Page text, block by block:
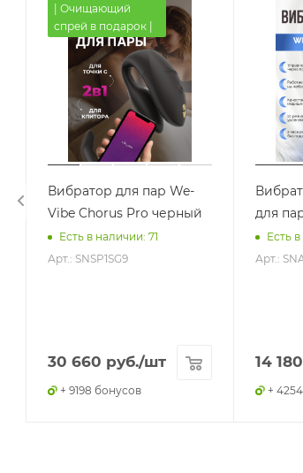
| Очищающий
спрей в подарок |
Вибратор для пар We-
Vibe Chorus Pro черный
Есть в наличии: 71
Арт.: SNSP1SG9
30 660 руб./шт
+ 9198 бонусов
для
Есть
Арт.:
14 180
+